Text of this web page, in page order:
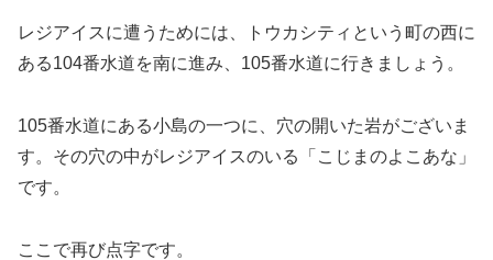
レジアイスに遭うためには、トウカシティという町の西に
ある104番水道を南に進み、105番水道に行きましょう。
105番水道にある小島の一つに、穴の開いた岩がございま
す。その穴の中がレジアイスのいる「こじまのよこあな」
です。
ここで再び点字です。